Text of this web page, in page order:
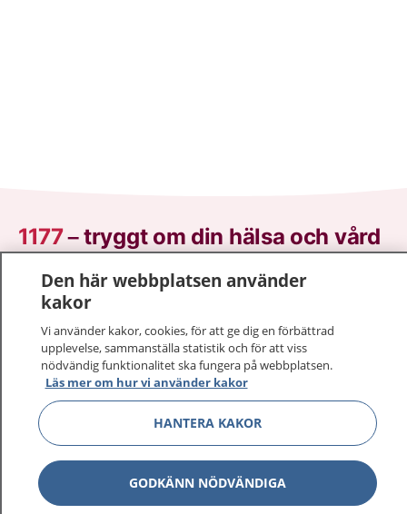
1177–tryggt om din hälsa och vård
På 1177.se får du råd om hälsa och information om
sjukdomar och vilka mottagningar du kan kontakta.
Logga in för att läsa din journal och göra dina
vårdärenden. Ring telefonnummer 1177 för
sjukvårdsrådgivning dygnet runt.
1177 ger dig råd när du vill må bättre.
Visa
Den här webbplatsen använder
kakor
Vi använder kakor, cookies, för att ge dig en förbättrad
upplevelse, sammanställa statistik och för att viss
nödvändig funktionalitet ska fungera på webbplatsen.
Läs mer om hur vi använder kakor
HANTERA KAKOR
GODKÄNN NÖDVÄNDIGA